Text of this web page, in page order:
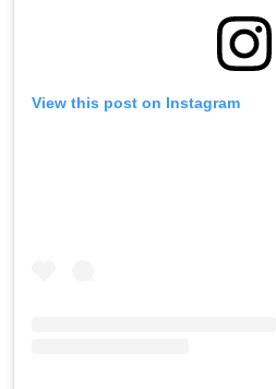
View this post on Instagram